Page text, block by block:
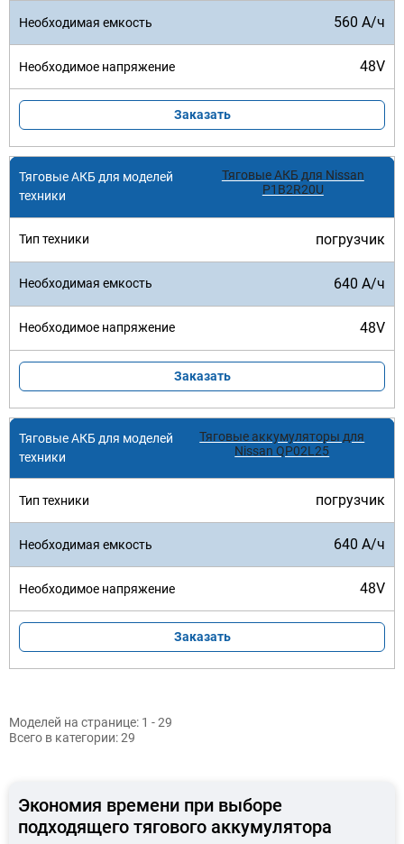
560 А/ч
48V
Заказать
Тяговые АКБ для Nissan
P1B2R20U
погрузчик
640 А/ч
48V
Заказать
Тяговые аккумуляторы для
Nissan QP02L25
погрузчик
640 А/ч
48V
Заказать
Моделей на странице: 1 - 29
Всего в категории:29
Экономия времени при выборе
подходящего тягового аккумулятора